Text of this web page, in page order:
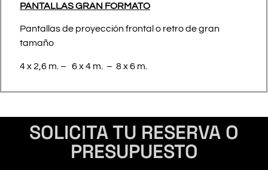
PANTALLAS GRAN FORMATO
Pantallas de proyección frontal o retro de gran
tamaño
4 x 2,6 m. – 6 x 4 m. – 8 x 6 m.
SOLICITA TU RESERVA O
PRESUPUESTO